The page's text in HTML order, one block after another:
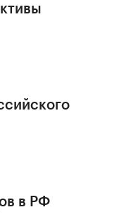
в РФ